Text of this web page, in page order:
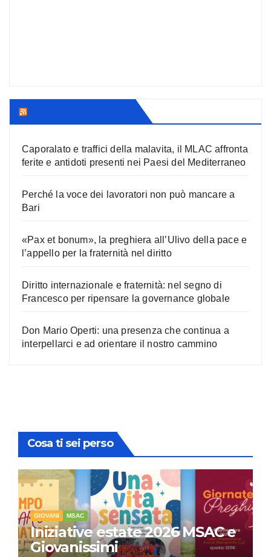
Caporalato e traffici della malavita, il MLAC affronta
ferite e antidoti presenti nei Paesi del Mediterraneo
Perché la voce dei lavoratori non può mancare a
Bari
«Pax et bonum», la preghiera all’Ulivo della pace e
l’appello per la fraternità nel diritto
Diritto internazionale e fraternità: nel segno di
Francesco per ripensare la governance globale
Don Mario Operti: una presenza che continua a
interpellarci e ad orientare il nostro cammino
Cosa ti sei perso
GIOVANI MSAC
Iniziative estate 2026 MSAC e
Giovanissimi